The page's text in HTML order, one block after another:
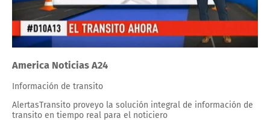
America Noticias A24
Información de transito
AlertasTransito proveyo la solución integral de información de
transito en tiempo real para el noticiero